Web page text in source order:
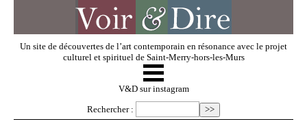
Un site de découvertes de l’art contemporain en résonance avec le projet
culturel et spirituel de Saint-Merry-hors-les-Murs
V & D
☰
V&D sur instagram
Rechercher :